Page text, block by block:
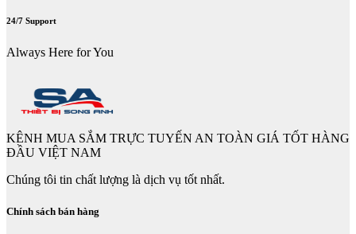
24/7 Support
Always Here for You
KÊNH MUA SẮM TRỰC TUYẾN AN TOÀN GIÁ TỐT HÀNG
ĐẦU VIỆT NAM
Chúng tôi tin chất lượng là dịch vụ tốt nhất.
Chính sách bán hàng